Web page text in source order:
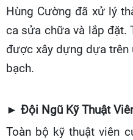
Hùng Cường đã xử lý
ca sửa chữa và lắp đặt.
được xây dựng dựa
bạch.
► Đội Ngũ Kỹ Thuật
Toàn bộ kỹ thuật viên